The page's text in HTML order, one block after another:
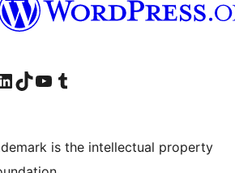
অ্যাকাউন্টে যানআমাদের TikTok অ্যাকাউন্টটি দেখুনআমাদের ইউটিউব চ্যানেলে যান আমাদের টাম্বলার অ্যাকাউন্ট দেখুন
is the intellectual property